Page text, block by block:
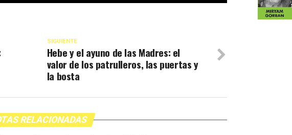
SIGUIENTE
Hebe y el ayuno de las Madres: el
valor de los patrulleros, las puertas y
la bosta
RELACIONADAS